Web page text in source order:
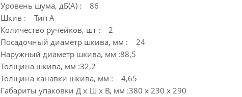
Уровень шума, дБ(А) : 86
Шкив : Тип А
Количество ручейков, шт : 2
Посадочный диаметр шкива, мм : 24
Наружный диаметр шкива, мм :88,5
Толщина шкива, мм :32,2
Толщина канавки шкива, мм : 4,65
Габариты упаковки Д х Ш х В, мм :380 х 230 х 290